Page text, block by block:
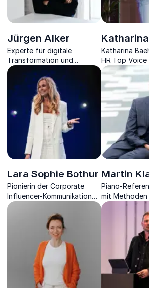
Jürgen Alker
Experte für digitale
Transformation und
technologiegetriebenes
Wachstum.
Katharina
HR Top Voice
mit
People
Employer
Leadership.
Lara Sophie Bothur
Pionierin der Corporate
Influencer-Kommunikation
und Stimme für Innovation &
Martin
Piano-
mit Methoden
Motivation &
wesentlichen
Sie durch live